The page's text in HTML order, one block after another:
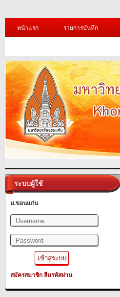
หน้าแรก รายการบันทึก
ระบบผู้ใช้
ม.ขอนแก่น
สมัครสมาชิก ลืมรหัสผ่าน